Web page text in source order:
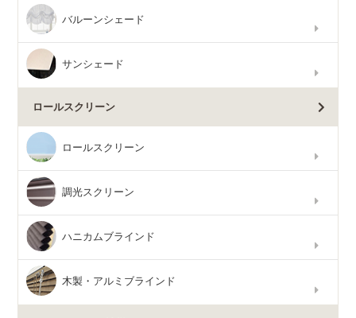
バルーンシェード
サンシェード
ロールスクリーン
ロールスクリーン
調光スクリーン
ハニカムブラインド
木製・アルミブラインド